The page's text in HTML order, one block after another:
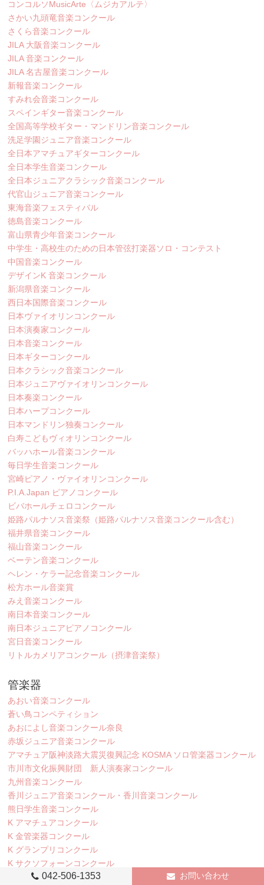
042-506-1353 お問い合わせ
コンコルソMusicArte〈ムジカアルテ〉
さかい九頭竜音楽コンクール
さくら音楽コンクール
JILA 大阪音楽コンクール
JILA 音楽コンクール
JILA 名古屋音楽コンクール
新報音楽コンクール
すみれ会音楽コンクール
スペインギター音楽コンクール
全国高等学校ギター・マンドリン音楽コンクール
洗足学園ジュニア音楽コンクール
全日本アマチュアギターコンクール
全日本学生音楽コンクール
全日本ジュニアクラシック音楽コンクール
代官山ジュニア音楽コンクール
東海音楽フェスティバル
徳島音楽コンクール
富山県青少年音楽コンクール
中学生・高校生のための日本管弦打楽器ソロ・コンテスト
中国音楽コンクール
デザインK 音楽コンクール
新潟県音楽コンクール
西日本国際音楽コンクール
日本ヴァイオリンコンクール
日本演奏家コンクール
日本音楽コンクール
日本ギターコンクール
日本クラシック音楽コンクール
日本ジュニアヴァイオリンコンクール
日本奏楽コンクール
日本ハープコンクール
日本マンドリン独奏コンクール
白寿こどもヴィオリンコンクール
バッハホール音楽コンクール
毎日学生音楽コンクール
宮崎ピアノ・ヴァイオリンコンクール
P.I.A.Japan ピアノコンクール
ビバホールチェロコンクール
姫路パルナソス音楽祭（姫路パルナソス音楽コンクール含む）
福井県音楽コンクール
福山音楽コンクール
ベーテン音楽コンクール
ヘレン・ケラー記念音楽コンクール
松方ホール音楽賞
みえ音楽コンクール
南日本音楽コンクール
南日本ジュニアピアノコンクール
宮日音楽コンクール
リトルカメリアコンクール（摂津音楽祭）
管楽器
あおい音楽コンクール
蒼い鳥コンペティション
あおによし音楽コンクール奈良
赤坂ジュニア音楽コンクール
アマチュア阪神淡路大震災復興記念 KOSMA ソロ管楽器コンクール
市川市文化振興財団 新人演奏家コンクール
九州音楽コンクール
香川ジュニア音楽コンクール・香川音楽コンクール
熊日学生音楽コンクール
K アマチュアコンクール
K 金管楽器コンクール
K グランプリコンクール
K サクソフォーンコンクール
K 室内楽コンクール